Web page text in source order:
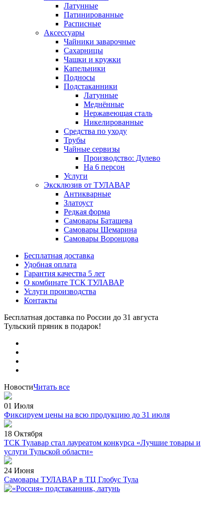
Латунные
Патинированные
Расписные
Аксессуары
Чайники заварочные
Сахарницы
Чашки и кружки
Капельники
Подносы
Подстаканники
Латунные
Меднённые
Нержавеющая сталь
Никелированные
Средства по уходу
Трубы
Чайные сервизы
Производство: Дулево
На 6 персон
Услуги
Эксклюзив от ТУЛАВАР
Антикварные
Златоуст
Редкая форма
Самовары Баташева
Самовары Шемарина
Самовары Воронцова
Бесплатная доставка
Удобная оплата
Гарантия качества 5 лет
О комбинате ТСК ТУЛАВАР
Услуги производства
Контакты
Бесплатная доставка по России до 31 августа
Тульский пряник в подарок!
НовостиЧитать все
01 Июля
Фиксируем цены на всю продукцию до 31 июля
18 Октября
ТСК Тулавар стал лауреатом конкурса «Лучшие товары и
услуги Тульской области»
24 Июня
Самовары ТУЛАВАР в ТЦ Глобус Тула